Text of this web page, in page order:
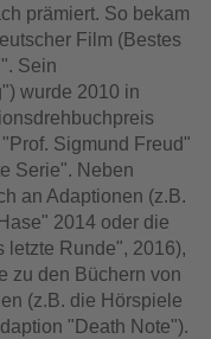
prämiert. So bekam
Film (Bestes
Sein
wurde 2010 in
Sigmund Freud"
Serie". Neben
an Adaptionen (z.B.
2014 oder die
letzte Runde", 2016),
zu den Büchern von
(z.B. die Hörspiele
"Death Note").